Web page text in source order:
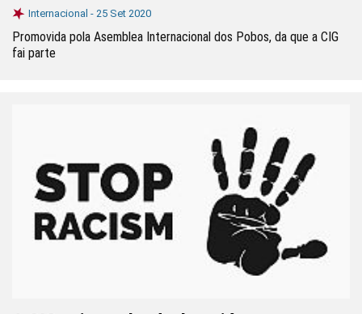
Internacional - 25 Set 2020
Promovida pola Asemblea Internacional dos Pobos, da que a CIG
fai parte